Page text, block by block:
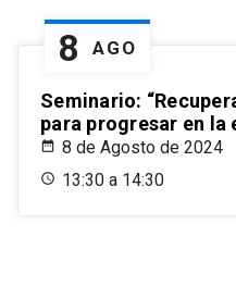
8 AGO
Seminario:
para progresar en la
8 de Agosto de 2024
13:30 a 14:30